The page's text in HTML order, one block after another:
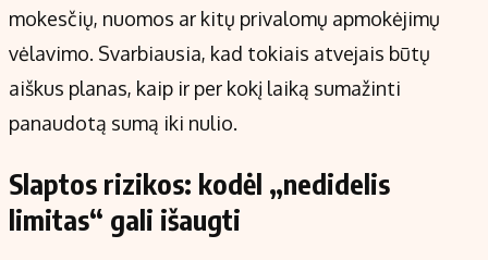
mokesčių, nuomos ar kitų privalomų apmokėjimų
vėlavimo. Svarbiausia, kad tokiais atvejais būtų
aiškus planas, kaip ir per kokį laiką sumažinti
panaudotą sumą iki nulio.
Slaptos rizikos: kodėl „nedidelis
limitas“ gali išaugti